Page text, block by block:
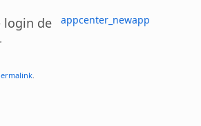
appcenter_newapp
login de
.